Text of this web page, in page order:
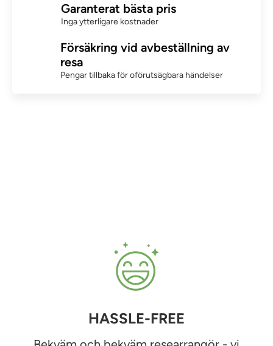
Garanterat bästa pris
Inga ytterligare kostnader
Försäkring vid avbeställning av
resa
Pengar tillbaka för oförutsägbara händelser
HASSLE-FREE